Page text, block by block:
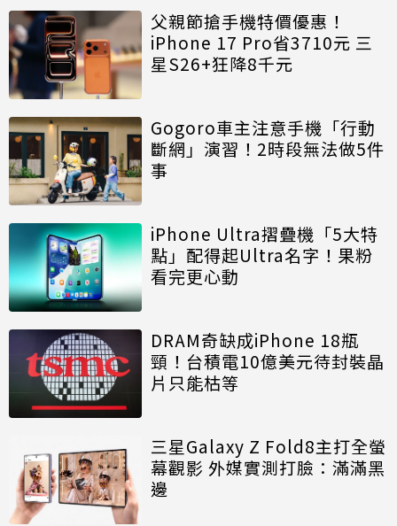
父親節搶手機特價優惠！
iPhone 17 Pro省3710元 三
星S26+狂降8千元
Gogoro車主注意手機「行動
斷網」演習！2時段無法做5件
事
iPhone Ultra摺疊機「5大特
點」配得起Ultra名字！果粉
看完更心動
DRAM奇缺成iPhone 18瓶
頸！台積電10億美元待封裝晶
片只能枯等
三星Galaxy Z Fold8主打全螢
幕觀影 外媒實測打臉：滿滿黑
邊